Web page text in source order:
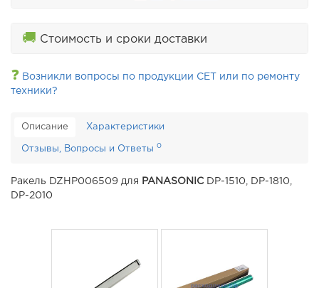
🚚 Стоимость и сроки доставки
❓ Возникли вопросы по продукции CET или по ремонту
техники?
Описание Характеристики
Отзывы, Вопросы и Ответы 0
Ракель DZHP006509 для PANASONICDP-1510, DP-1810,
DP-2010